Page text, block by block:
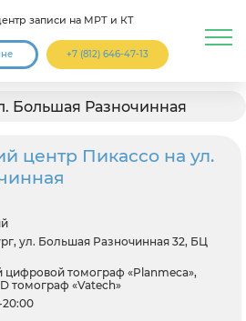
записи на МРТ и КТ
+7 (812) 646-47-13
Большая Разночинная
центр Пикассо на ул.
ул. Большая Разночинная 32, БЦ
томограф «Planmeca»,
томограф «Vatech»